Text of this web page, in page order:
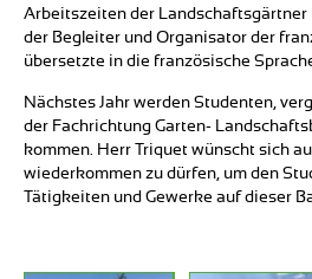
Arbeitszeiten der Landschaftsgärtner
der Begleiter und Organisator der
übersetzte in die französische
Nächstes Jahr werden Studenten,
der Fachrichtung Garten-
kommen. Herr Triquet wünscht sich
wiederkommen zu dürfen, um den
Tätigkeiten und Gewerke auf dieser